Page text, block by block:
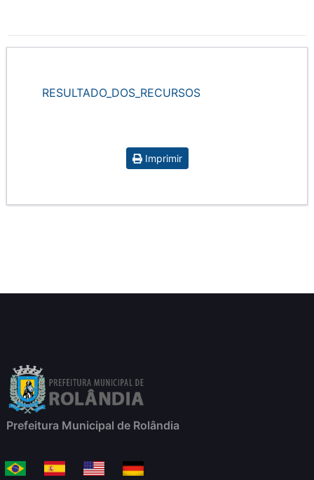
RESULTADO_DOS_RECURSOS
Imprimir
Prefeitura Municipal de Rolândia